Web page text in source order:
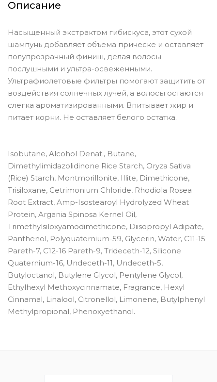
Описание
Насыщенный экстрактом гибискуса, этот сухой
шампунь добавляет объема прическе и оставляет
полупрозрачный финиш, делая волосы
послушными и ультра-освеженными.
Ультрафиолетовые фильтры помогают защитить от
воздействия солнечных лучей, а волосы остаются
слегка ароматизированными. Впитывает жир и
питает корни. Не оставляет белого остатка.
Isobutane, Alcohol Denat., Butane,
Dimethylimidazolidinone Rice Starch, Oryza Sativa
(Rice) Starch, Montmorillonite, Illite, Dimethicone,
Trisiloxane, Cetrimonium Chloride, Rhodiola Rosea
Root Extract, Amp-Isostearoyl Hydrolyzed Wheat
Protein, Argania Spinosa Kernel Oil,
Trimethylsiloxyamodimethicone, Diisopropyl Adipate,
Panthenol, Polyquaternium-59, Glycerin, Water, C11-15
Pareth-7, C12-16 Pareth-9, Trideceth-12, Silicone
Quaternium-16, Undeceth-11, Undeceth-5,
Butyloctanol, Butylene Glycol, Pentylene Glycol,
Ethylhexyl Methoxycinnamate, Fragrance, Hexyl
Cinnamal, Linalool, Citronellol, Limonene, Butylphenyl
Methylpropional, Phenoxyethanol.